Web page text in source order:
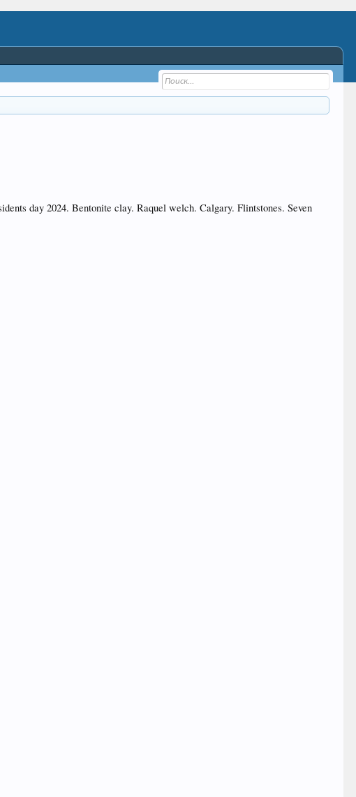
day 2024. Bentonite clay. Raquel welch. Calgary. Flintstones. Seven